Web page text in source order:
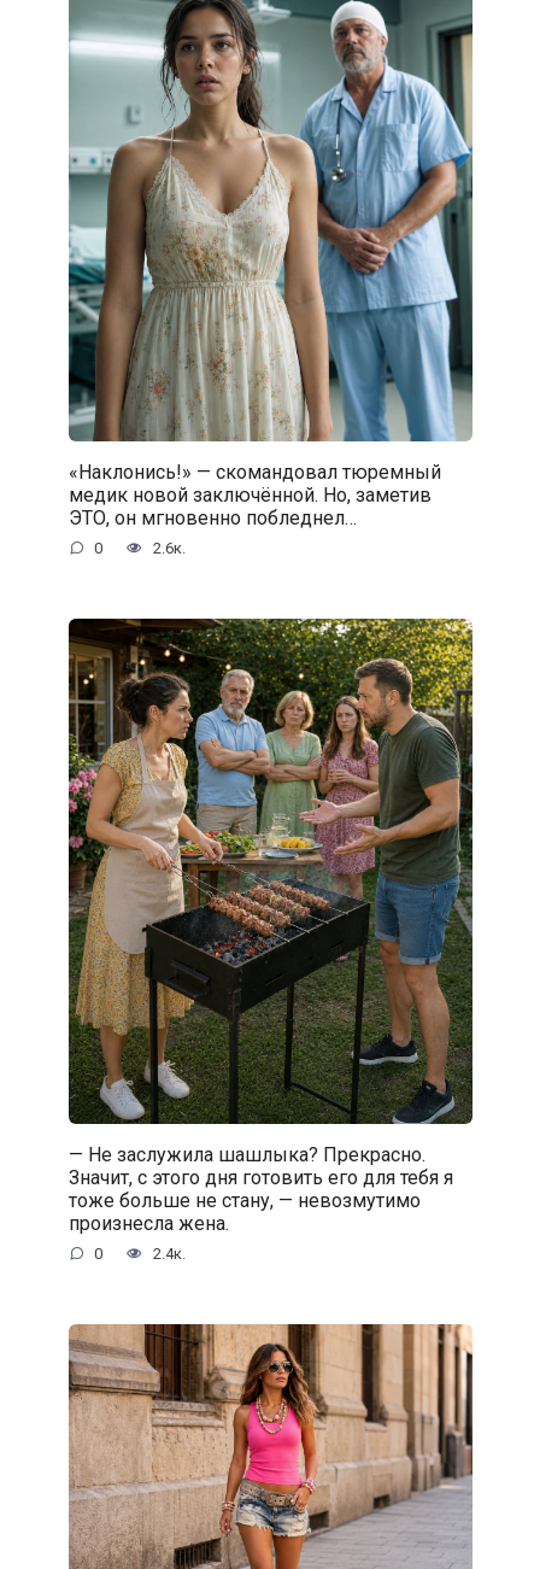
«Наклонись!» — скомандовал тюремный
медик новой заключённой. Но, заметив
ЭТО, он мгновенно побледнел…
0 2.6к.
— Не заслужила шашлыка? Прекрасно.
Значит, с этого дня готовить его для тебя я
тоже больше не стану, — невозмутимо
произнесла жена.
0 2.4к.